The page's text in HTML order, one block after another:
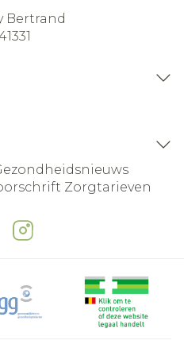
Bertrand
Zorgtarieven